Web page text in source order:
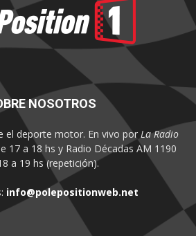
NOSOTROS
el deporte motor. En vivo por La Radio
17 a 18 hs y Radio Décadas AM 1190
a 19 hs (repetición).
info@polepositionweb.net